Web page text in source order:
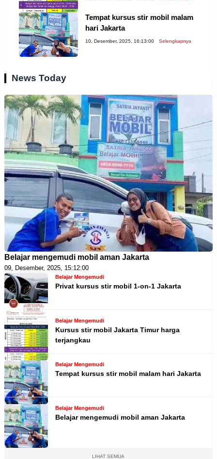
Tempat kursus stir mobil malam
hari Jakarta
10, Desember, 2025, 16:13:00 Selengkapnya
News Today
Belajar mengemudi mobil aman Jakarta
09, Desember, 2025, 15:12:00
Belajar Mengemudi
Privat kursus stir mobil 1-on-1 Jakarta
Belajar Mengemudi
Kursus stir mobil Jakarta Timur harga
terjangkau
Belajar Mengemudi
Tempat kursus stir mobil malam hari Jakarta
Belajar Mengemudi
Belajar mengemudi mobil aman Jakarta
LIHAT SEMUA